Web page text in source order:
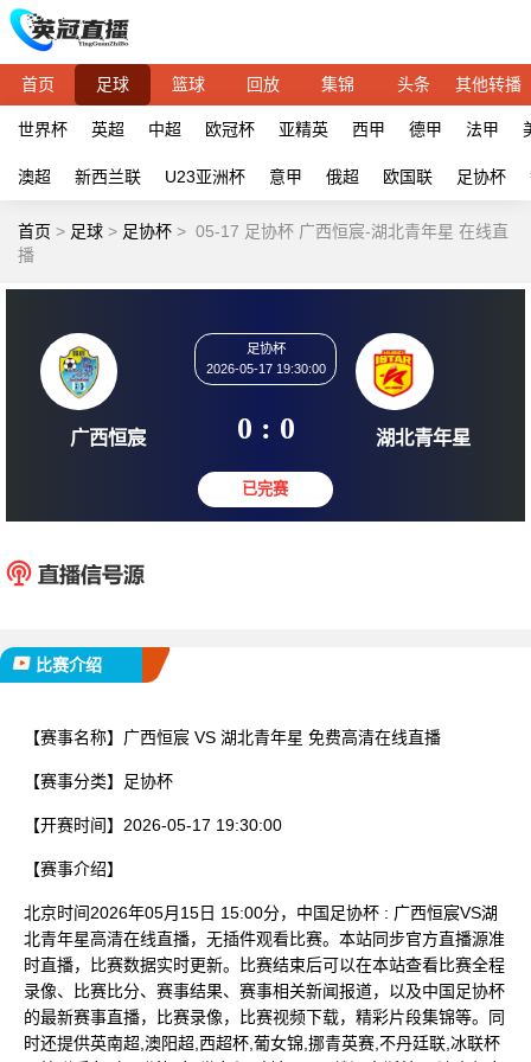
首页 足球 篮球 回放 集锦 头条 其他转播
世界杯 英超 中超 欧冠杯 亚精英 西甲 德甲 法甲
澳超 新西兰联 U23亚洲杯 意甲 俄超 欧国联 足协杯
首页 > 足球 > 足协杯 > 05-17 足协杯 广西恒宸-湖北青年星 在线直
播
2026-05-17 19:30:00
0 : 0
比赛介绍
【赛事名称】 广西恒宸 VS 湖北青年星 免费高清在线直播
【赛事分类】 足协杯
【开赛时间】 2026-05-17 19:30:00
【赛事介绍】
北京时间2026年05月15日 15:00分，中国足协杯 : 广西恒宸VS湖
北青年星高清在线直播，无插件观看比赛。本站同步官方直播源准
时直播，比赛数据实时更新。比赛结束后可以在本站查看比赛全程
录像、比赛比分、赛事结果、赛事相关新闻报道，以及中国足协杯
的最新赛事直播，比赛录像，比赛视频下载，精彩片段集锦等。同
时还提供英南超,澳阳超,西超杯,葡女锦,挪青英赛,不丹廷联,冰联杯